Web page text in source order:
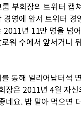
부회장의 트위터 캡
경영에 앞서 트위터
2011년 11만 명을 넘
워 수에서 앞서거니
통해 얼리어답터적
장은 2011년 4월 자
네요. 밥 말아 먹으면